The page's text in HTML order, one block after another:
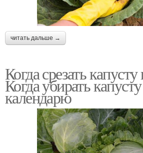
читать дальше →
Когда срезать
Когда убирать
календарю